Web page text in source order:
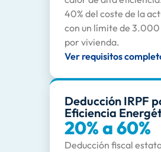
40% del coste de la
con un límite de 3.000
por vivienda.
Ver requisitos
Deducción IRPF
Eficiencia
20% a 60%
Deducción fiscal